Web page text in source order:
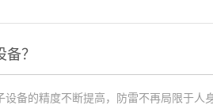
？
设备的精度不断提高，防雷不再局限于人